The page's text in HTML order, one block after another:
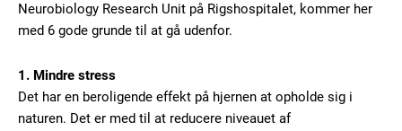
Neurobiology Research Unit på Rigshospitalet, kommer her
med 6 gode grunde til at gå udenfor.
1. Mindre stress
Det har en beroligende effekt på hjernen at opholde sig i
naturen. Det er med til at reducere niveauet af